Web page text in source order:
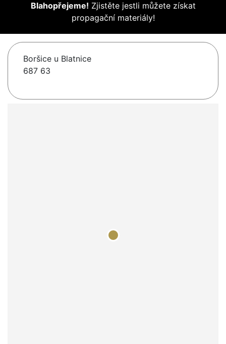
Blahopřejeme! Zjistěte jestli můžete získat
propagační materiály!
Boršice u Blatnice
687 63